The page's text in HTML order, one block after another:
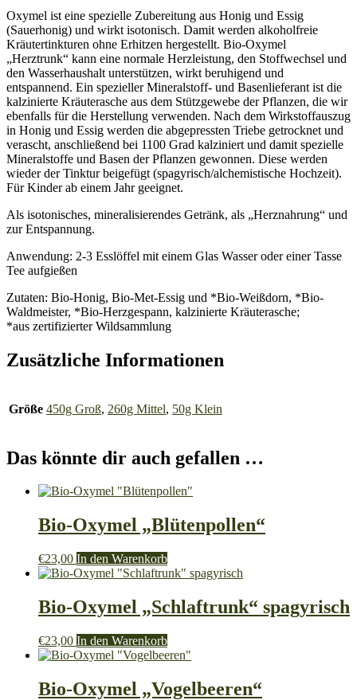
Oxymel ist eine spezielle Zubereitung aus Honig und Essig
(Sauerhonig) und wirkt isotonisch. Damit werden alkoholfreie
Kräutertinkturen ohne Erhitzen hergestellt. Bio-Oxymel
„Herztrunk“ kann eine normale Herzleistung, den Stoffwechsel und
den Wasserhaushalt unterstützen, wirkt beruhigend und
entspannend. Ein spezieller Mineralstoff- und Basenlieferant ist die
kalzinierte Kräuterasche aus dem Stützgewebe der Pflanzen, die wir
ebenfalls für die Herstellung verwenden. Nach dem Wirkstoffauszug
in Honig und Essig werden die abgepressten Triebe getrocknet und
verascht, anschließend bei 1100 Grad kalziniert und damit spezielle
Mineralstoffe und Basen der Pflanzen gewonnen. Diese werden
wieder der Tinktur beigefügt (spagyrisch/alchemistische Hochzeit).
Für Kinder ab einem Jahr geeignet.
Als isotonisches, mineralisierendes Getränk, als „Herznahrung“ und
zur Entspannung.
Anwendung: 2-3 Esslöffel mit einem Glas Wasser oder einer Tasse
Tee aufgießen
Zutaten: Bio-Honig, Bio-Met-Essig und *Bio-Weißdorn, *Bio-
Waldmeister, *Bio-Herzgespann, kalzinierte Kräuterasche;
*aus zertifizierter Wildsammlung
Zusätzliche Informationen
Größe 450g Groß, 260g Mittel, 50g Klein
Das könnte dir auch gefallen …
Bio-Oxymel „Blütenpollen“
€23,00 In den Warenkorb
Bio-Oxymel „Schlaftrunk“ spagyrisch
€23,00 In den Warenkorb
Bio-Oxymel „Vogelbeeren“